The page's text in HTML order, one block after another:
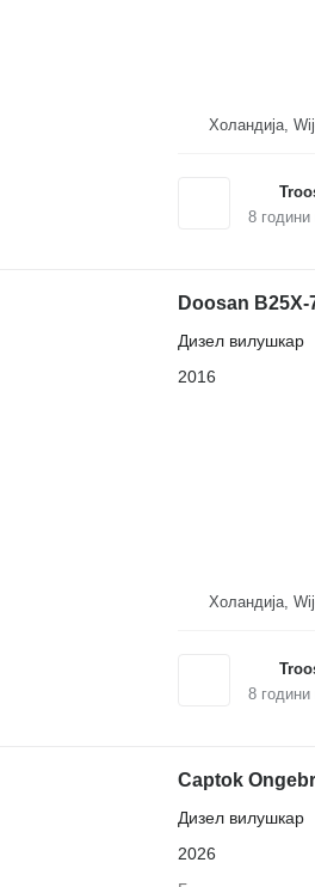
Холандија,
8години
Doosan B25X-
Дизел вилушкар
2016
Холандија,
8години
Captok
Дизел вилушкар
2026